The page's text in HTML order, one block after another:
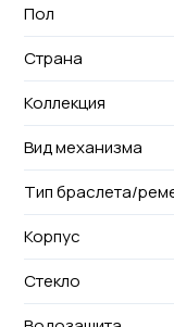
Пол
Страна
Коллекция
Вид механизма
Тип браслета/
Корпус
Стекло